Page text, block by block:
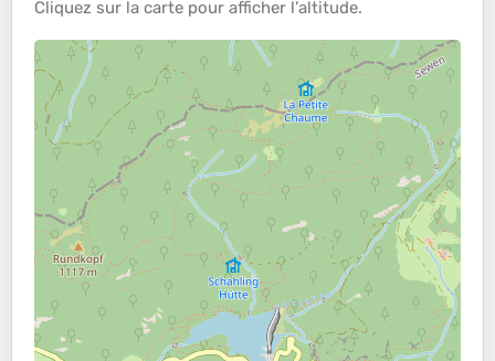
Cliquez sur la carte pour afficher l’altitude.